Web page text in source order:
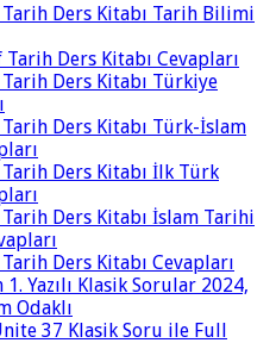
Tarih Ders Kitabı Tarih Bilimi
Tarih Ders Kitabı Cevapları
Tarih Ders Kitabı Türkiye
Tarih Ders Kitabı Türk-İslam
Tarih Ders Kitabı İlk Türk
Tarih Ders Kitabı İslam Tarihi
Tarih Ders Kitabı Cevapları
1. Yazılı Klasik Sorular 2024,
Odaklı
37 Klasik Soru ile Full